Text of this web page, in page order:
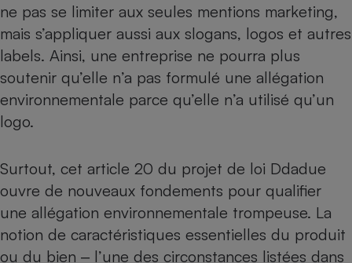
ne pas se limiter aux seules mentions marketing,
mais s’appliquer aussi aux slogans, logos et autres
labels. Ainsi, une entreprise ne pourra plus
soutenir qu’elle n’a pas formulé une allégation
environnementale parce qu’elle n’a utilisé qu’un
logo.
Surtout, cet article 20 du projet de loi Ddadue
ouvre de nouveaux fondements pour qualifier
une allégation environnementale trompeuse. La
notion de caractéristiques essentielles du produit
ou du bien ‒ l’une des circonstances listées dans